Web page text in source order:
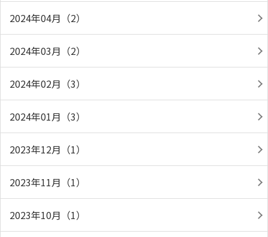
2024年04月（2）
2024年03月（2）
2024年02月（3）
2024年01月（3）
2023年12月（1）
2023年11月（1）
2023年10月（1）